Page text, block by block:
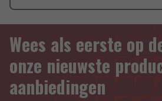
Wees als eerste op
onze nieuwste
aanbiedingen